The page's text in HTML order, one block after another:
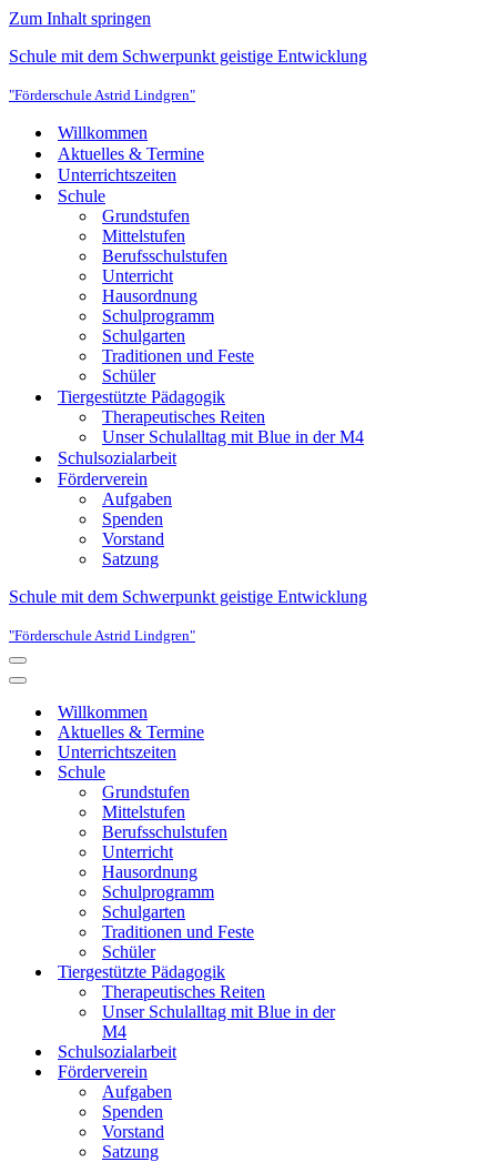
Zum Inhalt springen
Schule mit dem Schwerpunkt geistige Entwicklung
"Förderschule Astrid Lindgren"
Willkommen
Aktuelles & Termine
Unterrichtszeiten
Schule
Grundstufen
Mittelstufen
Berufsschulstufen
Unterricht
Hausordnung
Schulprogramm
Schulgarten
Traditionen und Feste
Schüler
Tiergestützte Pädagogik
Therapeutisches Reiten
Unser Schulalltag mit Blue in der M4
Schulsozialarbeit
Förderverein
Aufgaben
Spenden
Vorstand
Satzung
Schule mit dem Schwerpunkt geistige Entwicklung
"Förderschule Astrid Lindgren"
Navigationsmenü
Navigationsmenü
Willkommen
Aktuelles & Termine
Unterrichtszeiten
Schule
Grundstufen
Mittelstufen
Berufsschulstufen
Unterricht
Hausordnung
Schulprogramm
Schulgarten
Traditionen und Feste
Schüler
Tiergestützte Pädagogik
Therapeutisches Reiten
Unser Schulalltag mit Blue in der
M4
Schulsozialarbeit
Förderverein
Aufgaben
Spenden
Vorstand
Satzung